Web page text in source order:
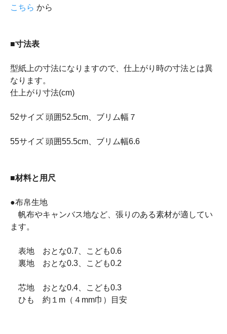
こちら から
■寸法表
型紙上の寸法になりますので、仕上がり時の寸法とは異
なります。
仕上がり寸法(cm)
52サイズ 頭囲52.5cm、ブリム幅７
55サイズ 頭囲55.5cm、ブリム幅6.6
■材料と用尺
●布帛生地
帆布やキャンバス地など、張りのある素材が適してい
ます。
表地 おとな0.7、こども0.6
裏地 おとな0.3、こども0.2
芯地 おとな0.4、こども0.3
ひも 約１m（４mm巾）目安